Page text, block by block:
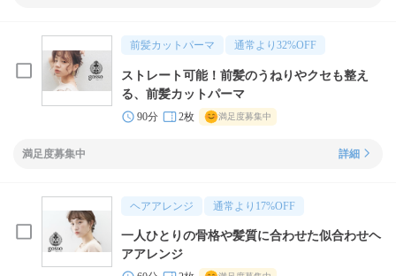
前髪カットパーマ 通常より 32%OFF
ストレート可能！前髪のうねりやクセも整え
る、前髪カットパーマ
90分 2枚 満足度募集中
満足度募集中 詳細
ヘアアレンジ 通常より 17%OFF
一人ひとりの骨格や髪質に合わせた似合わせヘ
アアレンジ